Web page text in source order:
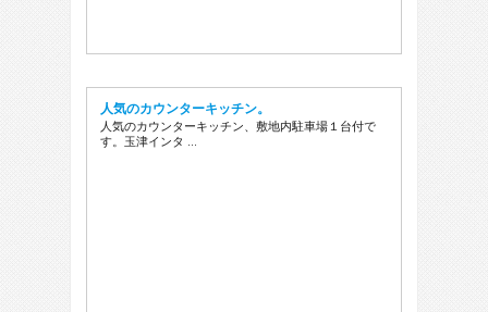
人気のカウンターキッチン。
人気のカウンターキッチン、敷地内駐車場１台付で
す。玉津インタ …